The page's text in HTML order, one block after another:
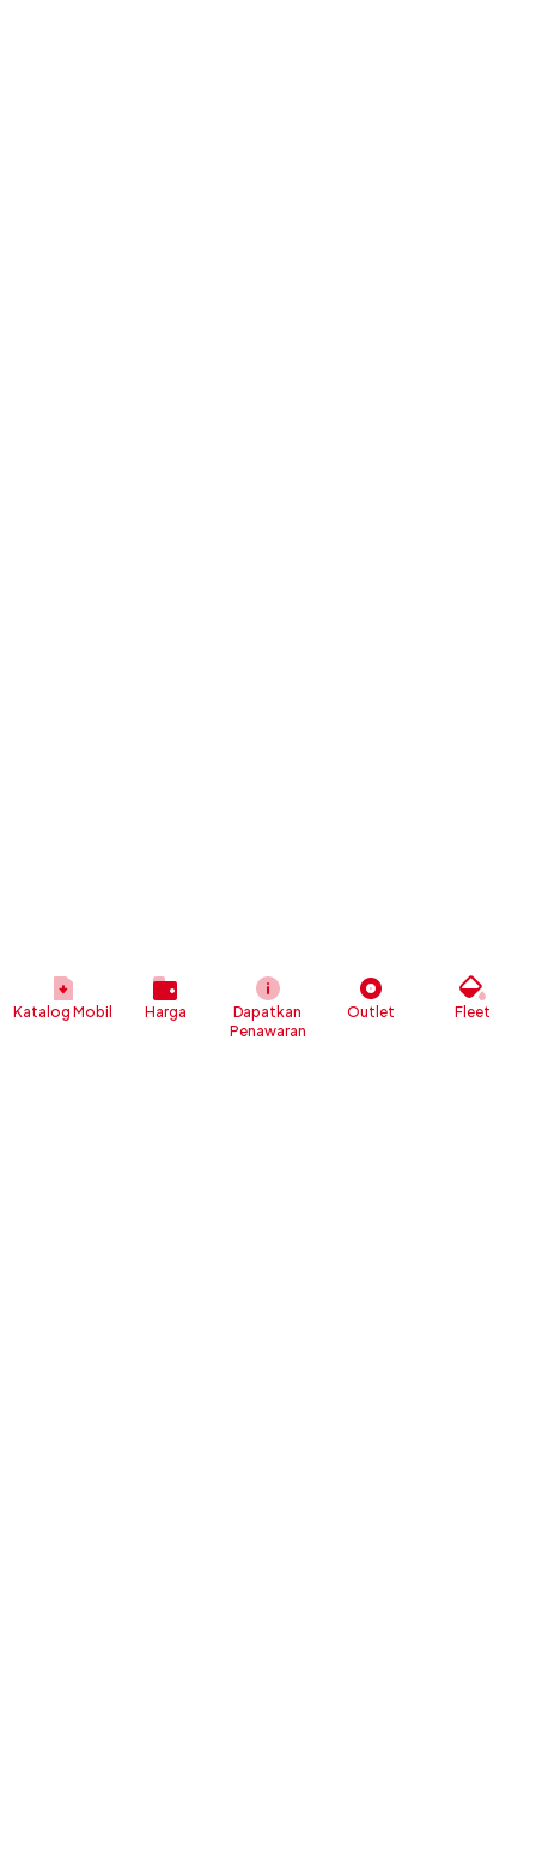
Katalog Mobil Harga
Dapatkan
Penawaran
Outlet Fleet